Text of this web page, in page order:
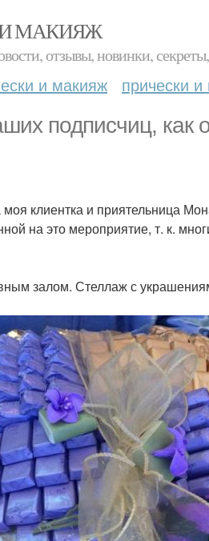
МАКИЯЖ
отзывы, новинки,
и макияж прически
подписчиц,
клиентка и приятельница
на это мероприятие, т. к.
залом. Стеллаж с